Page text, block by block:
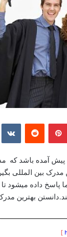
‫پین‌ترست‫رددیت
پیش آمده باشد
بین المللی
پاسخ داده میشود
بهترین